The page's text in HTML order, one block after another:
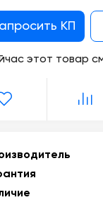
КП
этот товар